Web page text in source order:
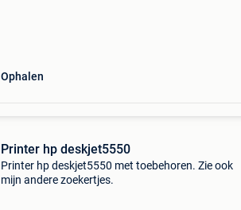
Ophalen
Printer hp deskjet5550
Printer hp deskjet5550 met toebehoren. Zie ook
mijn andere zoekertjes.